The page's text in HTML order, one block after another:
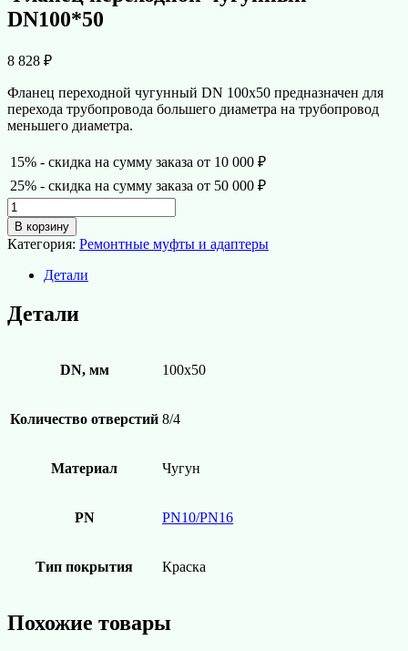
DN100*50
8 828 ₽
Фланец переходной чугунный DN 100х50 предназначен для
перехода трубопровода большего диаметра на трубопровод
меньшего диаметра.
15% - скидка на сумму заказа от 10 000 ₽
25% - скидка на сумму заказа от 50 000 ₽
Количество
товара
Фланец
переходной
чугунный
DN100*50
В корзину
Категория: Ремонтные муфты и адаптеры
Детали
Детали
DN, мм 100х50
Количество отверстий 8/4
Материал Чугун
PN PN10/PN16
Тип покрытия Краска
Похожие товары